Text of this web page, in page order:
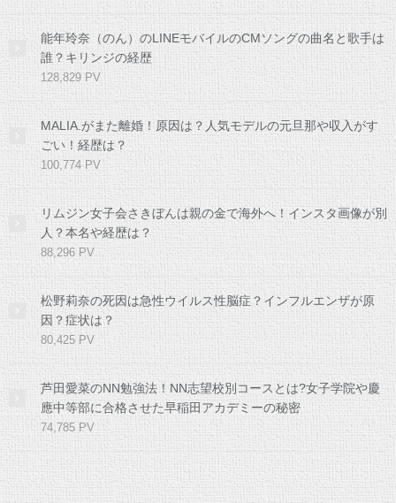
能年玲奈（のん）のLINEモバイルのCMソングの曲名と歌手は
誰？キリンジの経歴
128,829 PV
MALIA.がまた離婚！原因は？人気モデルの元旦那や収入がす
ごい！経歴は？
100,774 PV
リムジン女子会さきぼんは親の金で海外へ！インスタ画像が別
人？本名や経歴は？
88,296 PV
松野莉奈の死因は急性ウイルス性脳症？インフルエンザが原
因？症状は？
80,425 PV
芦田愛菜のNN勉強法！NN志望校別コースとは?女子学院や慶
應中等部に合格させた早稲田アカデミーの秘密
74,785 PV